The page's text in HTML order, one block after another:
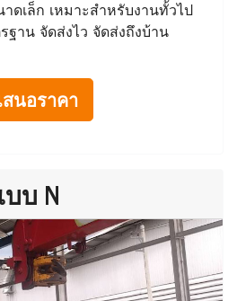
ดเล็ก เหมาะสำหรับงานทั้วไป
ฐาน จัดส่งไว จัดส่งถึงบ้าน
นอราคา
บ N